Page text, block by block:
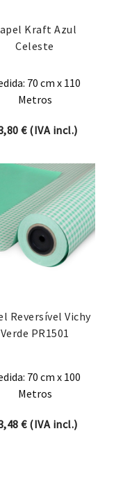
Kraft Azul
Celeste
70 cm x 110
Metros
€(IVA incl.)
Reversível Vichy
Verde PR1501
70 cm x 100
Metros
€(IVA incl.)